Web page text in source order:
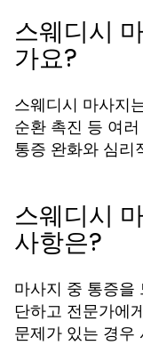
스웨디시
가요?
스웨디시 마사지
순환 촉진 등 여
통증 완화와 심리
스웨디시
사항은?
마사지 중 통증을
단하고 전문가에
문제가 있는 경우